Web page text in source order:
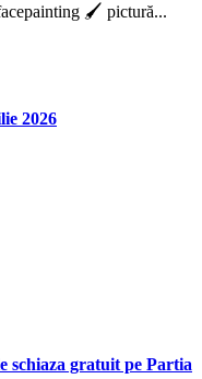
🖌️ pictură...
2026
schiaza gratuit pe Partia